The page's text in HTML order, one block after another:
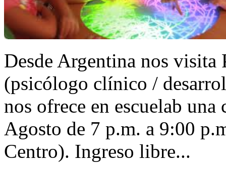
Desde Argentina nos
(psicólogo clínico /
nos ofrece en escuelab una
Agosto de 7 p.m. a 9:00
Centro). Ingreso libre...